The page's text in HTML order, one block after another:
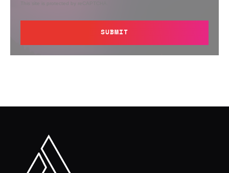
This site is protected by reCAPTCHA.
SUBMIT